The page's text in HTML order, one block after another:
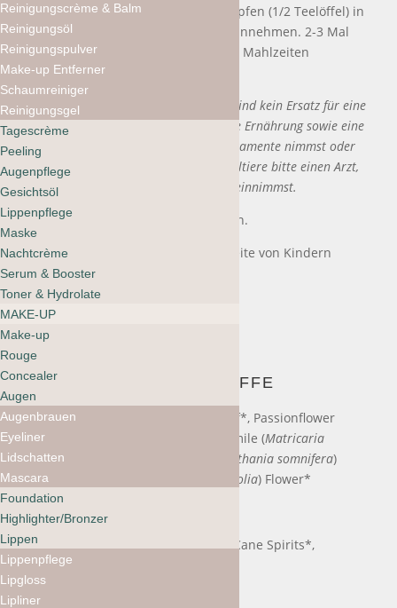
Vor Gebrauch gut schütteln. 50 Tropfen (1/2 Teelöffel) in
Wasser, Saft oder Tee geben und einnehmen. 2-3 Mal
täglich oder je nach Bedarf vor den Mahlzeiten
einnehmen.
Hinweis: Nahrungsergänzungsmittel sind kein Ersatz für eine
ausgewogene und abwechslungsreiche Ernährung sowie eine
gesunde Lebensweise. Wenn du Medikamente nimmst oder
unter ärztlicher Aufsicht stehst, konsultiere bitte einen Arzt,
bevor du Nahrungsergänzungsmittel einnimmst.
Vor Hitze und Licht geschützt lagern.
VORSICHT: Ausserhalb der Reichweite von Kindern
aufbewahren.
INHALTSSTOFFE
Lemon Balm (
) Leaf*, Passionflower
(Passiflora incarnata ) Leaf*, Chamomile (Matricaria
recutita
Withania somnifera)
Root*, Lavender (
Lavandula angustifolia) Flower*
*Biologisch
Other Ingredients: Filtered Water, Cane Spirits*,
Vegetable Glycerin*
Reinigungscrème & Balm
Reinigungsöl
Reinigungspulver
Make-up Entferner
Schaumreiniger
Reinigungsgel
Tagescrème
Peeling
Augenpflege
Gesichtsöl
Lippenpflege
Maske
Nachtcrème
Serum & Booster
Toner & Hydrolate
MAKE-UP
Make-up
Rouge
Concealer
Augen
Augenbrauen
Eyeliner
Lidschatten
Mascara
Foundation
Highlighter/Bronzer
Lippen
Lippenpflege
Lipgloss
Lipliner